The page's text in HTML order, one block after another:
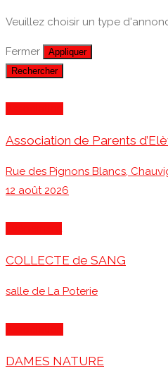
Veuillez choisir un type
Fermer
Appliquer
Rechercher
Association de Parents
Rue des Pignons Blancs,
12 août 2026
COLLECTE de SANG
salle de La Poterie
DAMES NATURE